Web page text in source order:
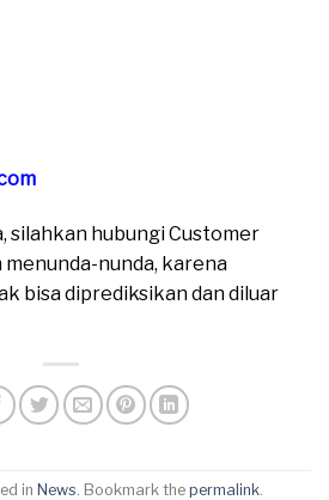
silahkan hubungi Customer
menunda-nunda, karena
bisa diprediksikan dan diluar
in News . Bookmark the permalink